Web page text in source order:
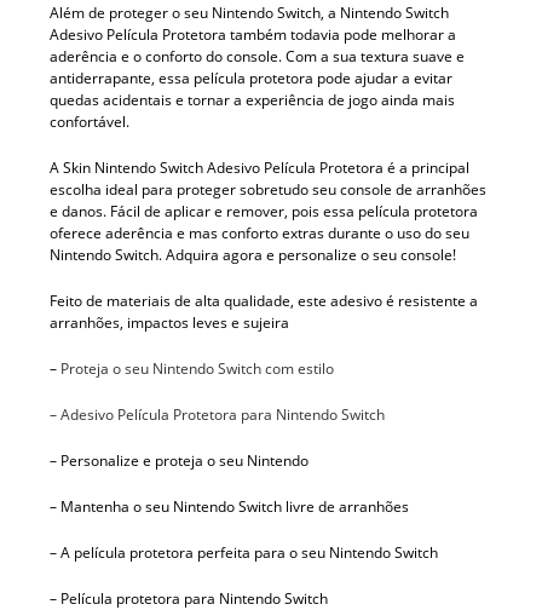
Além de proteger o seu Nintendo Switch, a Nintendo Switch
Adesivo Película Protetora também todavia pode melhorar a
aderência e o conforto do console. Com a sua textura suave e
antiderrapante, essa película protetora pode ajudar a evitar
quedas acidentais e tornar a experiência de jogo ainda mais
confortável.
A Skin Nintendo Switch Adesivo Película Protetora é a principal
escolha ideal para proteger sobretudo seu console de arranhões
e danos. Fácil de aplicar e remover, pois essa película protetora
oferece aderência e mas conforto extras durante o uso do seu
Nintendo Switch. Adquira agora e personalize o seu console!
Feito de materiais de alta qualidade, este adesivo é resistente a
arranhões, impactos leves e sujeira
– Proteja o seu Nintendo Switch com estilo
– Adesivo Película Protetora para Nintendo Switch
– Personalize e proteja o seu Nintendo
– Mantenha o seu Nintendo Switch livre de arranhões
– A película protetora perfeita para o seu Nintendo Switch
– Película protetora para Nintendo Switch